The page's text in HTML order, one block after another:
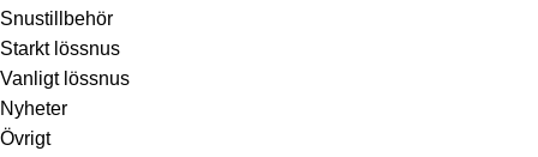
Snustillbehör
Starkt lössnus
Vanligt lössnus
Nyheter
Övrigt